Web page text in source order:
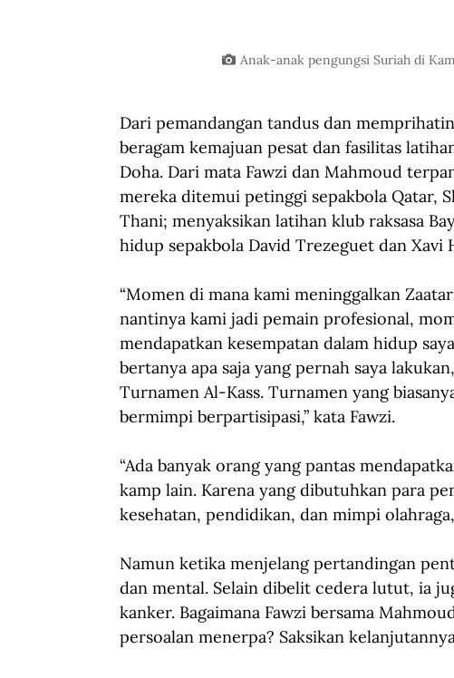
Anak-anak pengungsi Suriah di
Dari pemandangan tandus dan
beragam kemajuan pesat dan fasilitas
Doha. Dari mata Fawzi dan Mahmoud
mereka ditemui petinggi sepakbola Qatar,
Thani; menyaksikan latihan klub raksasa
hidup sepakbola David Trezeguet dan Xavi
“Momen di mana kami meninggalkan
nantinya kami jadi pemain profesional,
mendapatkan kesempatan dalam hidup
bertanya apa saja yang pernah saya
Turnamen Al-Kass. Turnamen yang
bermimpi berpartisipasi,” kata Fawzi.
“Ada banyak orang yang pantas
kamp lain. Karena yang dibutuhkan para
kesehatan, pendidikan, dan mimpi
Namun ketika menjelang pertandingan
dan mental. Selain dibelit cedera lutut, ia
kanker. Bagaimana Fawzi bersama
persoalan menerpa? Saksikan